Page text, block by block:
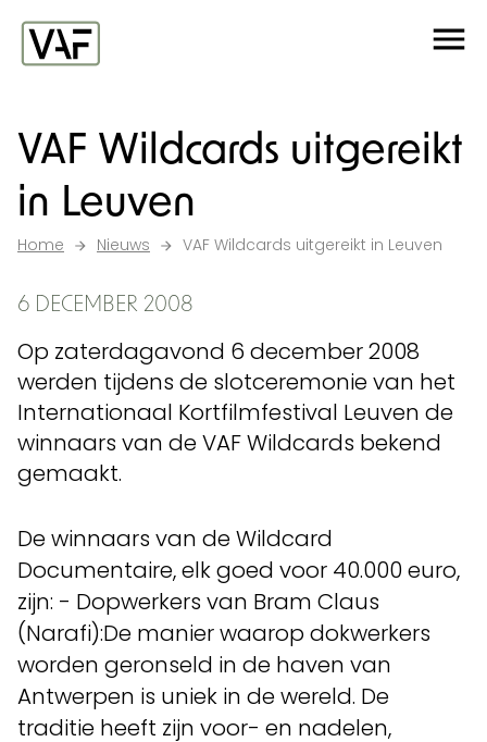
Ga verder naar de inhoud
VAF Wildcards uitgereikt
in Leuven
Home Nieuws VAF Wildcards uitgereikt in Leuven
6 DECEMBER 2008
Op zaterdagavond 6 december 2008
werden tijdens de slotceremonie van het
Internationaal Kortfilmfestival Leuven de
winnaars van de VAF Wildcards bekend
gemaakt.
De winnaars van de Wildcard
Documentaire, elk goed voor 40.000 euro,
zijn: - Dopwerkers van Bram Claus
(Narafi):De manier waarop dokwerkers
worden geronseld in de haven van
Antwerpen is uniek in de wereld. De
traditie heeft zijn voor- en nadelen,